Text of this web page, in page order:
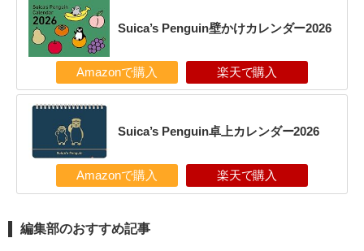
Suica’s Penguin壁かけカレンダー2026
Amazonで購入 楽天で購入
Suica’s Penguin卓上カレンダー2026
Amazonで購入 楽天で購入
編集部のおすすめ記事